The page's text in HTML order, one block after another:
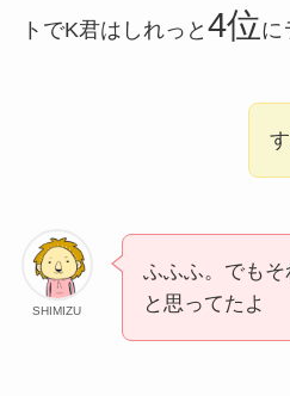
トでK君はしれっと 4位に
SHIMIZU
ふふふ。でも
と思ってたよ